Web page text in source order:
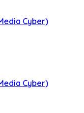
Cyber)
Cyber)